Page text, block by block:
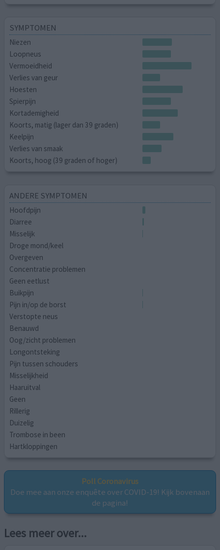
SYMPTOMEN
Niezen
Loopneus
Vermoeidheid
Verlies van geur
Hoesten
Spierpijn
Kortademigheid
Koorts, matig (lager dan 39 graden)
Keelpijn
Verlies van smaak
Koorts, hoog (39 graden of hoger)
ANDERE SYMPTOMEN
Hoofdpijn
Diarree
Misselijk
Droge mond/keel
Overgeven
Concentratie problemen
Geen eetlust
Buikpijn
Pijn in/op de borst
Verstopte neus
Benauwd
Oog/zicht problemen
Longontsteking
Pijn tussen schouders
Misselijkheid
Haaruitval
Geen
Rillerig
Duizelig
Trombose in been
Hartkloppingen
Poll Coronavirus
Doe mee aan onze enquête over COVID-19! Kijk bovenaan
de pagina!
Lees meer over...